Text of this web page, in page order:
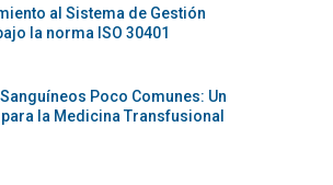
al Sistema de Gestión
la norma ISO 30401
Poco Comunes: Un
la Medicina Transfusional